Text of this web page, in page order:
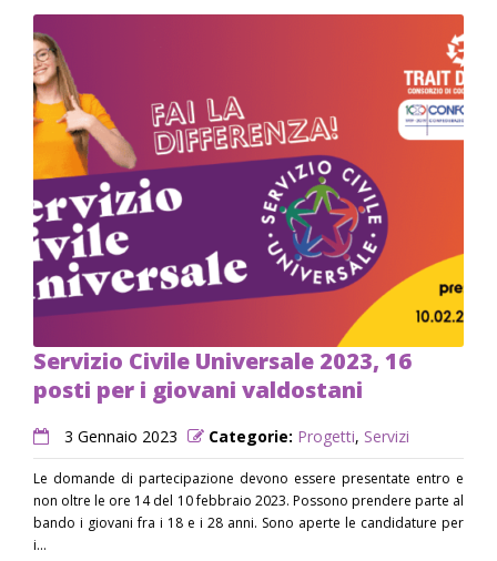
Servizio Civile Universale 2023, 16
posti per i giovani valdostani
3 Gennaio 2023 Categorie: Progetti, Servizi
Le domande di partecipazione devono essere presentate entro e
non oltre le ore 14 del 10 febbraio 2023. Possono prendere parte al
bando i giovani fra i 18 e i 28 anni. Sono aperte le candidature per
i...